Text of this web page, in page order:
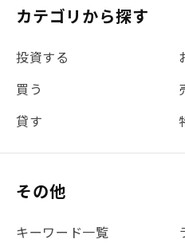
#REIT
#新型コロナ #ETF
#団体信用生命保険
#贈与
#書類
#リ
#不動産投資体験レポ
#地震対策
#セミナー #渋
カテゴリから探す
投資する
買う
貸す
その他
キーワード一覧